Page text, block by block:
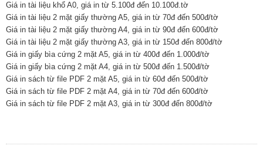
Giá in tài liệu khổ A0, giá in từ 5.100đ đến 10.100đ.tờ
Giá in tài liệu 2 mặt giấy thường A5, giá in từ 70đ đến 500đ/tờ
Giá in tài liệu 2 mặt giấy thường A4, giá in từ 90đ đến 600đ/tờ
Giá in tài liệu 2 mặt giấy thường A3, giá in từ 150đ đến 800đ/tờ
Giá in giấy bìa cứng 2 mặt A5, giá in từ 400đ đến 1.000đ/tờ
Giá in giấy bìa cứng 2 mặt A4, giá in từ 500đ đến 1.500đ/tờ
Giá in sách từ file PDF 2 mặt A5, giá in từ 60đ đến 500đ/tờ
Giá in sách từ file PDF 2 mặt A4, giá in từ 70đ đến 600đ/tờ
Giá in sách từ file PDF 2 mặt A3, giá in từ 300đ đến 800đ/tờ